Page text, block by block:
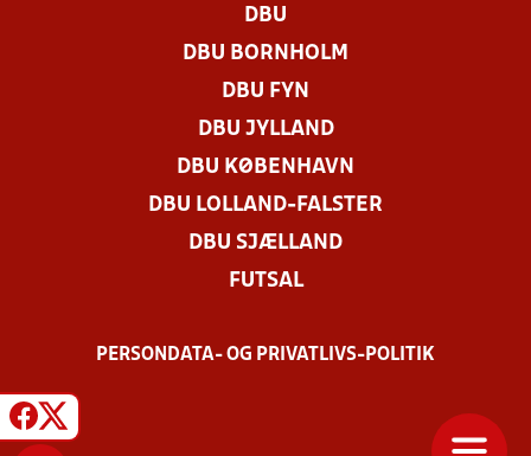
DBU
DBU BORNHOLM
DBU FYN
DBU JYLLAND
DBU KØBENHAVN
DBU LOLLAND-FALSTER
DBU SJÆLLAND
FUTSAL
PERSONDATA- OG PRIVATLIVS-POLITIK